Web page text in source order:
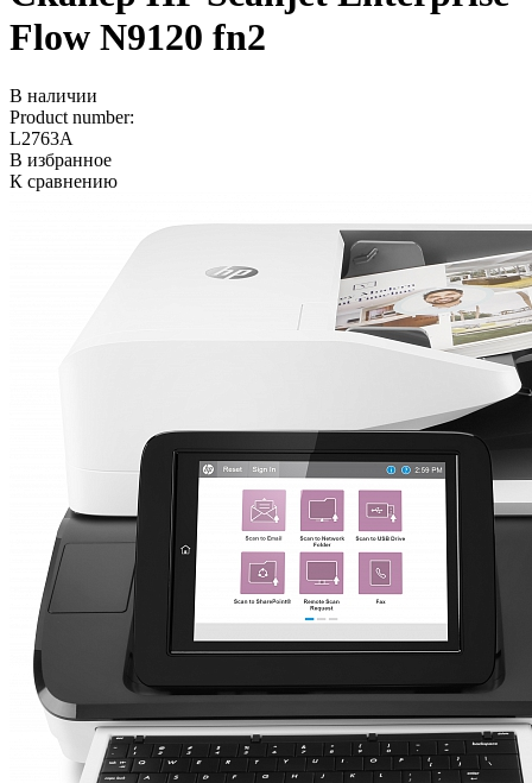
Flow N9120 fn2
В наличии
Product number:
L2763A
В избранное
К сравнению